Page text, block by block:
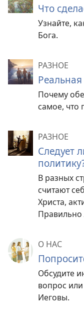
Что
Узнайте,
Бога.
РАЗНОЕ
Почему
самое, что
РАЗНОЕ
Следует
В разных
считают
Христа,
Правильно
О НАС
Обсудите
вопрос
Иеговы.